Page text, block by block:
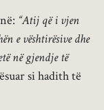
“Atij që i vjen
e vështirësive dhe
në gjendje të
si hadith të